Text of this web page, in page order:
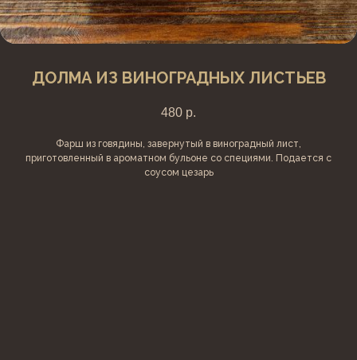
ДОЛМА ИЗ ВИНОГРАДНЫХ ЛИСТЬЕВ
480 р.
Фарш из говядины, завернутый в виноградный лист,
приготовленный в ароматном бульоне со специями. Подается с
соусом цезарь